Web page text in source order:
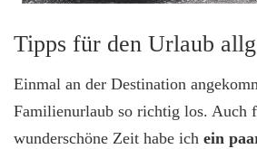
Tipps für den Urlaub
Einmal an der Destination
Familienurlaub so richtig los. Auch
wunderschöne Zeit habe ich ein